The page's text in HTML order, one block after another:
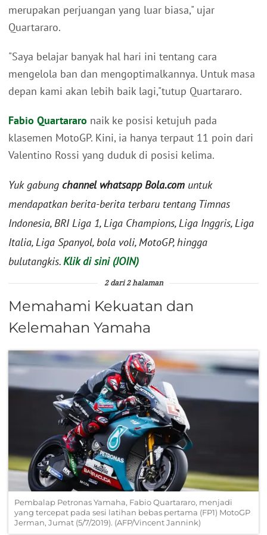
merupakan perjuangan yang luar biasa," ujar
Quartararo.
"Saya belajar banyak hal hari ini tentang cara
mengelola ban dan mengoptimalkannya. Untuk masa
depan kami akan lebih baik lagi,"tutup Quartararo.
Fabio Quartararo naik ke posisi ketujuh pada
klasemen MotoGP. Kini, ia hanya terpaut 11 poin dari
Valentino Rossi yang duduk di posisi kelima.
Yuk gabung channel whatsapp Bola.com untuk
mendapatkan berita-berita terbaru tentang Timnas
Indonesia, BRI Liga 1, Liga Champions, Liga Inggris, Liga
Italia, Liga Spanyol, bola voli, MotoGP, hingga
bulutangkis.Klik di sini (JOIN)
2 dari 2 halaman
Memahami Kekuatan dan
Kelemahan Yamaha
Pembalap Petronas Yamaha, Fabio Quartararo, menjadi
yang tercepat pada sesi latihan bebas pertama (FP1) MotoGP
Jerman, Jumat (5/7/2019). (AFP/Vincent Jannink)